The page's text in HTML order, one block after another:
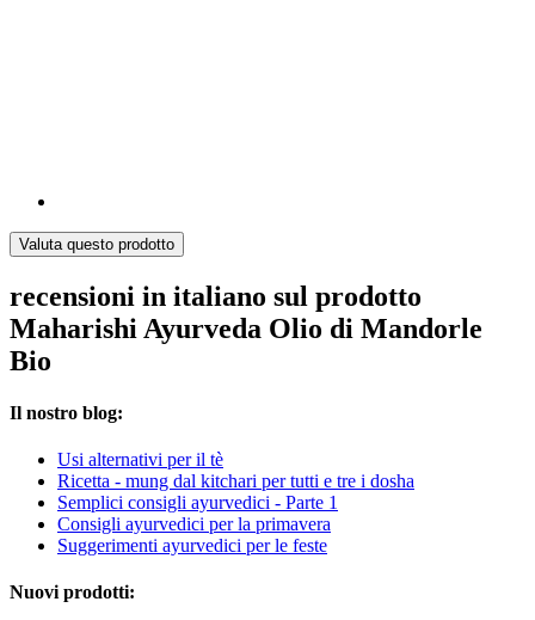
Valuta questo prodotto
recensioni in italiano sul prodotto
Maharishi Ayurveda Olio di Mandorle
Bio
Il nostro blog:
Usi alternativi per il tè
Ricetta - mung dal kitchari per tutti e tre i dosha
Semplici consigli ayurvedici - Parte 1
Consigli ayurvedici per la primavera
Suggerimenti ayurvedici per le feste
Nuovi prodotti: